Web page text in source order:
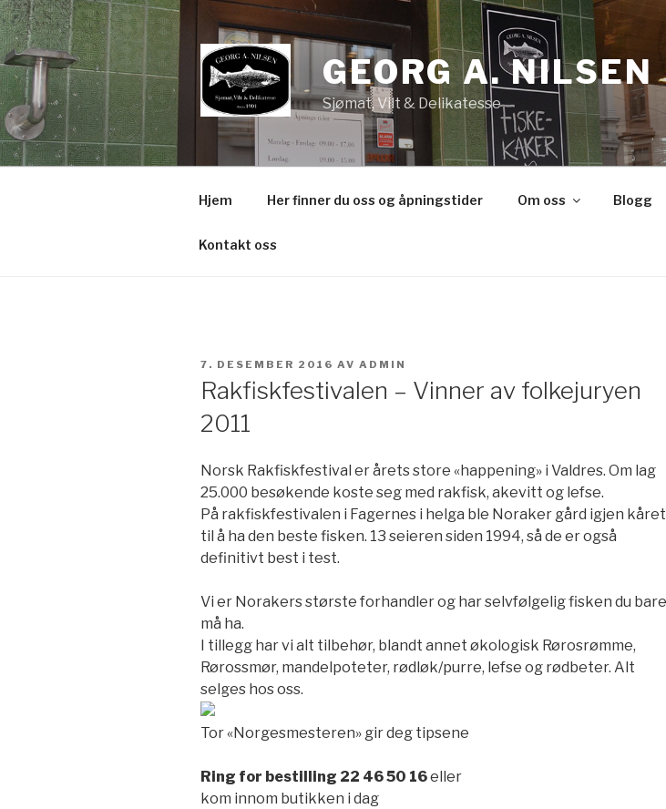
Gå
til
innhold
GEORG A. NILSEN
Sjømat, Vilt & Delikatesse
Hjem Her finner du oss og åpningstider Om oss Blogg
Kontakt oss
PUBLISERT
7. DESEMBER 2016 AV ADMIN
Rakfiskfestivalen – Vinner av folkejuryen
2011
Norsk Rakfiskfestival er årets store «happening» i Valdres. Om lag
25.000 besøkende koste seg med rakfisk, akevitt og lefse.
På rakfiskfestivalen i Fagernes i helga ble Noraker gård igjen kåret
til å ha den beste fisken. 13 seieren siden 1994, så de er også
definitivt best i test.
Vi er Norakers største forhandler og har selvfølgelig fisken du bare
må ha.
I tillegg har vi alt tilbehør, blandt annet økologisk Rørosrømme,
Rørossmør, mandelpoteter, rødløk/purre, lefse og rødbeter. Alt
selges hos oss.
Tor «Norgesmesteren» gir deg tipsene
Ring for bestilling 22 46 50 16eller
kom innom butikken i dag